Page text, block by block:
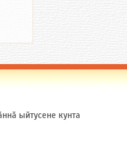
ыйтусене кунта